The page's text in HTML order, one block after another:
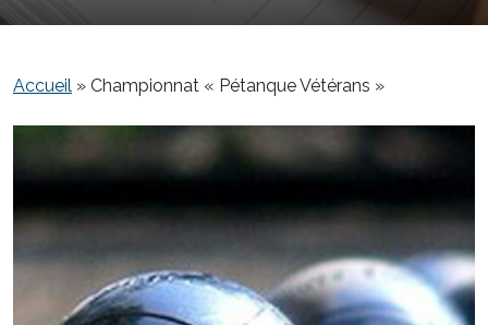
Accueil » Championnat « Pétanque Vétérans »